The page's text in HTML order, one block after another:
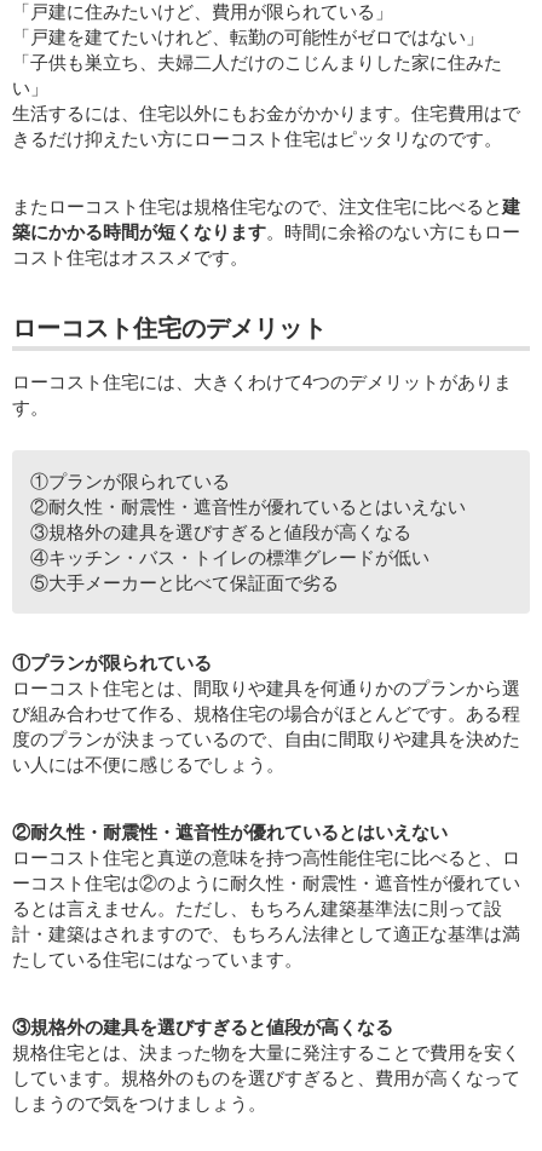
「戸建に住みたいけど、費用が限られている」
「戸建を建てたいけれど、転勤の可能性がゼロではない」
「子供も巣立ち、夫婦二人だけのこじんまりした家に住みた
い」
生活するには、住宅以外にもお金がかかります。住宅費用はで
きるだけ抑えたい方にローコスト住宅はピッタリなのです。
またローコスト住宅は規格住宅なので、注文住宅に比べると建
築にかかる時間が短くなります。時間に余裕のない方にもロー
コスト住宅はオススメです。
ローコスト住宅のデメリット
ローコスト住宅には、大きくわけて4つのデメリットがありま
す。
①プランが限られている
②耐久性・耐震性・遮音性が優れているとはいえない
③規格外の建具を選びすぎると値段が高くなる
④キッチン・バス・トイレの標準グレードが低い
⑤大手メーカーと比べて保証面で劣る
①プランが限られている
ローコスト住宅とは、間取りや建具を何通りかのプランから選
び組み合わせて作る、規格住宅の場合がほとんどです。ある程
度のプランが決まっているので、自由に間取りや建具を決めた
い人には不便に感じるでしょう。
②耐久性・耐震性・遮音性が優れているとはいえない
ローコスト住宅と真逆の意味を持つ高性能住宅に比べると、ロ
ーコスト住宅は②のように耐久性・耐震性・遮音性が優れてい
るとは言えません。ただし、もちろん建築基準法に則って設
計・建築はされますので、もちろん法律として適正な基準は満
たしている住宅にはなっています。
③規格外の建具を選びすぎると値段が高くなる
規格住宅とは、決まった物を大量に発注することで費用を安く
しています。規格外のものを選びすぎると、費用が高くなって
しまうので気をつけましょう。